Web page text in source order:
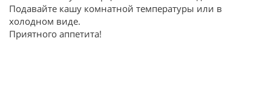
Подавайте кашу комнатной температуры или в
холодном виде.
Приятного аппетита!